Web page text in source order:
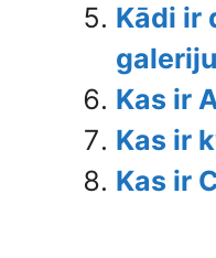
Kādi ir
Kas ir
Kas ir
Kas ir